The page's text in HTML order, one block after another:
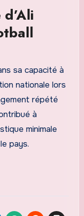
sa capacité à
nationale lors
répété
à
minimale
pays.